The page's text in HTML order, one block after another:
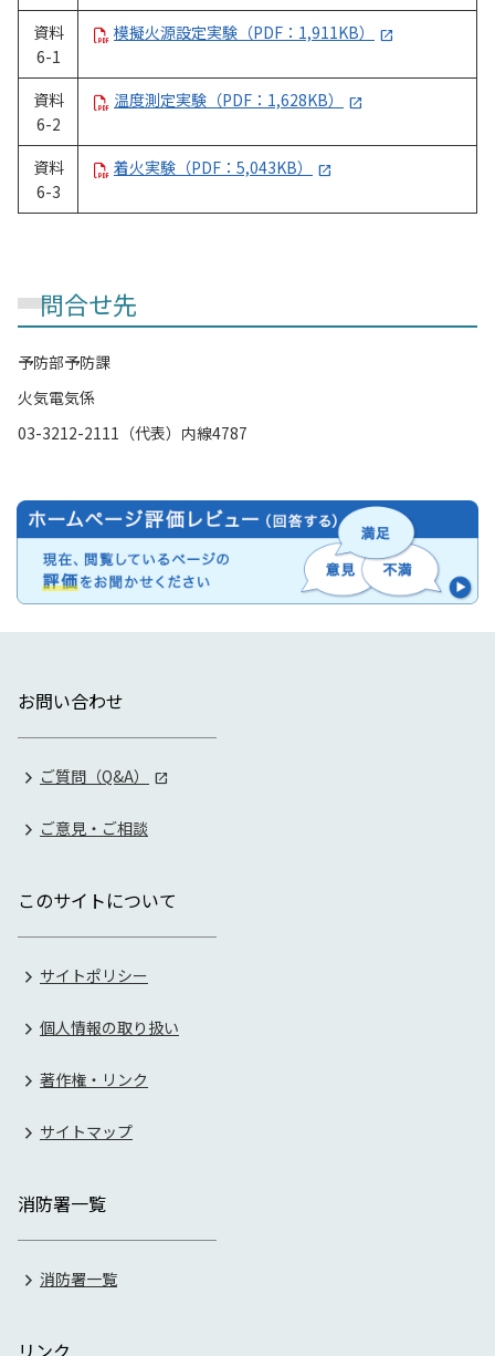
資料
6-1
模擬火源設定実験（PDF：1,911KB）
資料
6-2
温度測定実験（PDF：1,628KB）
資料
6-3
着火実験（PDF：5,043KB）
問合せ先
予防部予防課
火気電気係
03-3212-2111（代表）内線4787
お問い合わせ
ご質問（Q&A）
ご意見・ご相談
このサイトについて
サイトポリシー
個人情報の取り扱い
著作権・リンク
サイトマップ
消防署一覧
消防署一覧
リンク